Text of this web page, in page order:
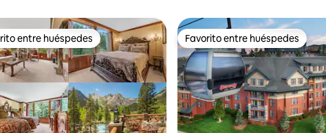
entre huéspedes
entre huéspedes Favorito entre huéspedes
Favorito entre huéspedes